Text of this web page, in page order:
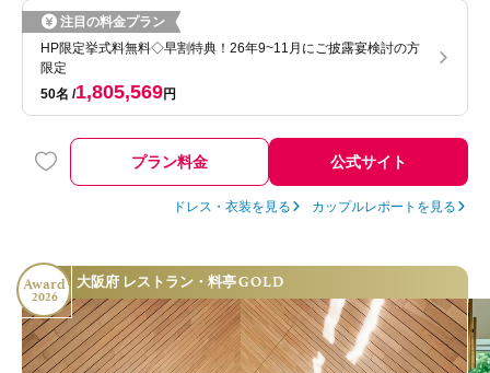
注目の料金プラン
HP限定挙式料無料◇早割特典！26年9~11月にご披露宴検討の方
限定
50名 1,805,569円
プラン料金 公式サイト
ドレス・衣装を見る カップルレポートを見る
Award
2026
大阪府 レストラン・料亭GOLD